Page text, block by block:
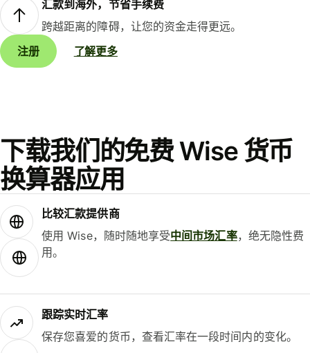
汇款到海外，节省手续费
跨越距离的障碍，让您的资金走得更远。
注册
了解更多
下载我们的免费 Wise 货币
换算器应用
比较汇款提供商
使用 Wise，随时随地享受中间市场汇率，绝无隐性费
用。
跟踪实时汇率
保存您喜爱的货币，查看汇率在一段时间内的变化。